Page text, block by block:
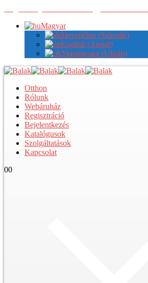
Magyar
Slovenčina (Szlovák)
English (Angol)
Українська (Ukrán)
Otthon
Rólunk
Webáruház
Regisztráció
Bejelentkezés
Katalógusok
Szolgáltatások
Kapcsolat
00